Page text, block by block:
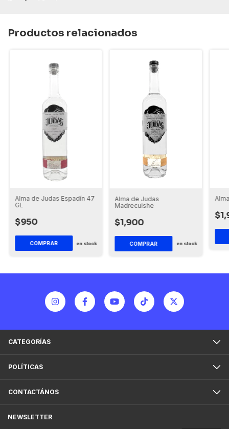
Productos relacionados
Alma de Judas Espadín 47
GL
$950
COMPRAR en stock
Alma de Judas
Madrecuishe
$1,900
COMPRAR en stock
CATEGORÍAS
POLÍTICAS
CONTACTÁNOS
NEWSLETTER